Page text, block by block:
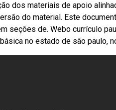
dos materiais de apoio
do material. Este
seções de. Webo currículo
no estado de são paulo,